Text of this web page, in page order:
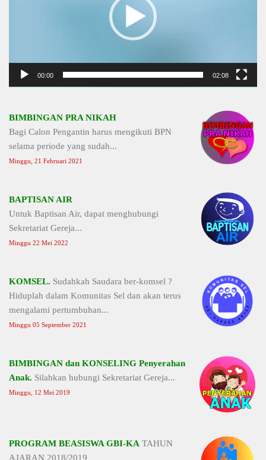
00:00 02:08
BIMBINGAN PRA NIKAH
Bagi Calon Pengantin harus mengikuti BPN
selama periode yang sudah...
Minggu, 21 Februari 2021
BAPTISAN AIR
Untuk Baptisan Air, dapat menghubungi
Sekretariat Gereja...
Minggu 22 Mei 2022
KOMSEL. Sudahkah Saudara ber-komsel ?
Hiduplah dalam Komunitas Sel dan akan terus
mengalami pertumbuhan...
Minggu 05 September 2021
BIMBINGAN dan KONSELING Penyerahan
Anak. Silahkan hubungi Sekretariat Gereja...
Minggu, 12 Mei 2019
PROGRAM BEASISWA GBI-KA TAHUN
AJARAN 2018/2019